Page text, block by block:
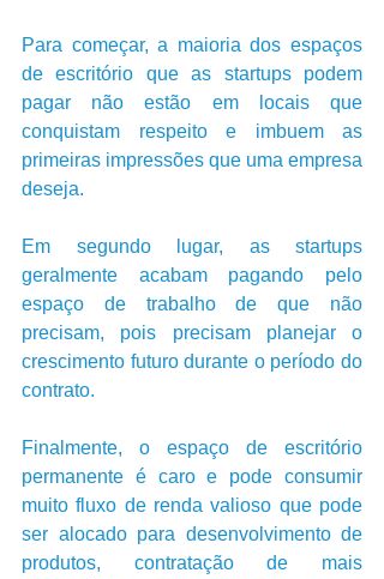
Para começar, a maioria dos espaços
de escritório que as startups podem
pagar não estão em locais que
conquistam respeito e imbuem as
primeiras impressões que uma empresa
deseja.
Em segundo lugar, as startups
geralmente acabam pagando pelo
espaço de trabalho de que não
precisam, pois precisam planejar o
crescimento futuro durante o período do
contrato.
Finalmente, o espaço de escritório
permanente é caro e pode consumir
muito fluxo de renda valioso que pode
ser alocado para desenvolvimento de
produtos, contratação de mais